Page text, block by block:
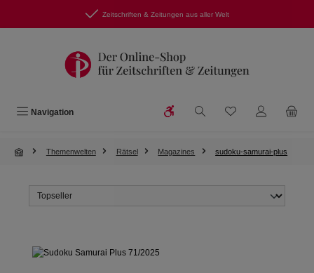
Zum Hauptinhalt springen Zeitschriften & Zeitungen aus aller Welt
Navigation Werkzeugleiste anzeigen
Du hast 0
Themenwelten Rätsel Magazines sudoku-samurai-plus